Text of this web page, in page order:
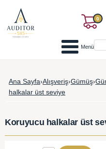
0
Menü
Ana Sayfa›Alışveriş›Gümüş›
halkalar üst seviye
Koruyucu halkalar üst